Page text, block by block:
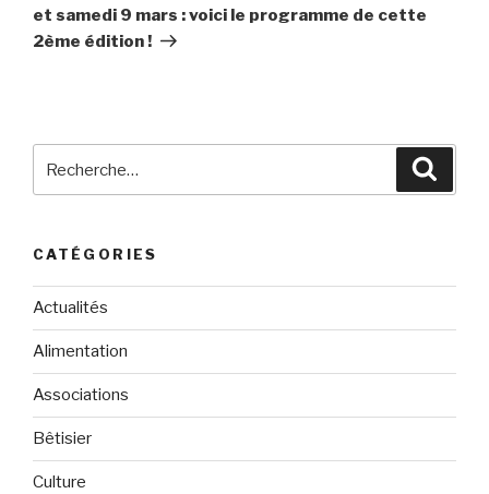
et samedi 9 mars : voici le programme de cette
2ème édition !
pour
CATÉGORIES
Actualités
Alimentation
Associations
Bêtisier
Culture